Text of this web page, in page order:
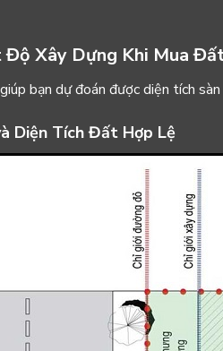
Xây Dựng Khi Mua
bạn dự đoán được diện tích
Diện Tích Đất Hợp Lệ